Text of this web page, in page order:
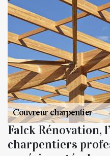
Falck Rénovation,
charpentiers